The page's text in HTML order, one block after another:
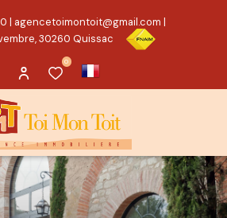
| agencetoimontoit@gmail.com |
30260 Quissac
0